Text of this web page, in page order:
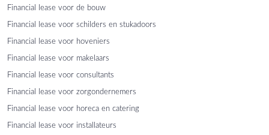
Financial lease voor de bouw
Financial lease voor schilders en stukadoors
Financial lease voor hoveniers
Financial lease voor makelaars
Financial lease voor consultants
Financial lease voor zorgondernemers
Financial lease voor horeca en catering
Financial lease voor installateurs